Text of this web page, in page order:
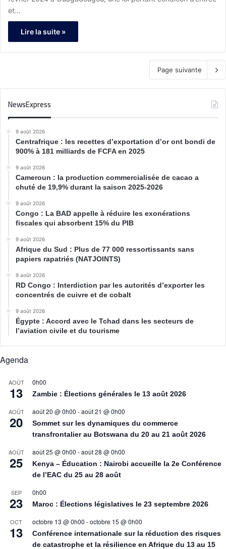
et…
Lire la suite »
Page suivante
NewsExpress
9 août 2026
Centrafrique : les recettes d’exportation d’or ont bondi de
900% à 181 milliards de FCFA en 2025
9 août 2026
Cameroun : la production commercialisée de cacao a
chuté de 19,9% durant la saison 2025-2026
9 août 2026
Congo : La BAD appelle à réduire les exonérations
fiscales qui absorbent 15% du PIB
9 août 2026
Afrique du Sud : Plus de 77 000 ressortissants sans
papiers rapatriés (NATJOINTS)
9 août 2026
RD Congo : Interdiction par les autorités d’exporter les
concentrés de cuivre et de cobalt
9 août 2026
Égypte : Accord avec le Tchad dans les secteurs de
l’aviation civile et du tourisme
Agenda
AOÛT
13
0h00
Zambie : Élections générales le 13 août 2026
AOÛT
20
août 20 @ 0h00 -août 21 @ 0h00
Sommet sur les dynamiques du commerce
transfrontalier au Botswana du 20 au 21 août 2026
AOÛT
25
août 25 @ 0h00 -août 28 @ 0h00
Kenya – Éducation : Nairobi accueille la 2e Conférence
de l’EAC du 25 au 28 août
SEP
23
0h00
Maroc : Élections législatives le 23 septembre 2026
OCT
13
octobre 13 @ 0h00 -octobre 15 @ 0h00
Conférence internationale sur la réduction des risques
de catastrophe et la résilience en Afrique du 13 au 15